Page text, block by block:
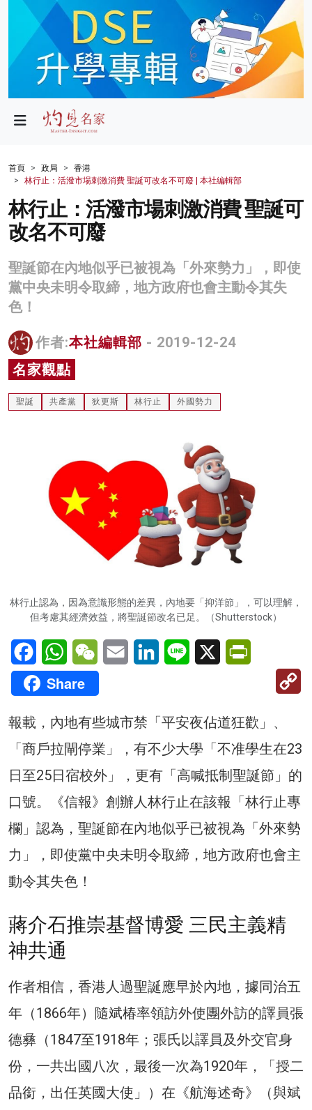
政局
財經
生活
健康
商業
科技
影片
名家榜
灼見活動
首頁 政局
香港
林行止：活潑市場刺激消費 聖誕可改名不可廢 | 本社編輯部
林行止：活潑市場刺激消費 聖誕可
改名不可廢
聖誕節在內地似乎已被視為「外來勢力」，即使
黨中央未明令取締，地方政府也會主動令其失
色！
作者:本社編輯部 - 2019-12-24
名家觀點
聖誕 共產黨 狄更斯 林行止 外國勢力
林行止認為，因為意識形態的差異，內地要「抑洋節」，可以理解，
但考慮其經濟效益，將聖誕節改名已足。（Shutterstock）
FacebookWhatsAppWeChatEmail LinkedInLine X
Share
報載，內地有些城市禁「平安夜佔道狂歡」、
「商戶拉閘停業」，有不少大學「不准學生在23
日至25日宿校外」，更有「高喊抵制聖誕節」的
口號。《信報》創辦人林行止在該報「林行止專
欄」認為，聖誕節在內地似乎已被視為「外來勢
力」，即使黨中央未明令取締，地方政府也會主
動令其失色！
蔣介石推崇基督博愛 三民主義精
神共通
作者相信，香港人過聖誕應早於內地，據同治五
年（1866年）隨斌椿率領訪外使團外訪的譯員張
德彝（1847至1918年；張氏以譯員及外交官身
份，一共出國八次，最後一次為1920年，「授二
品銜，出任英國大使」）在《航海述奇》（與斌